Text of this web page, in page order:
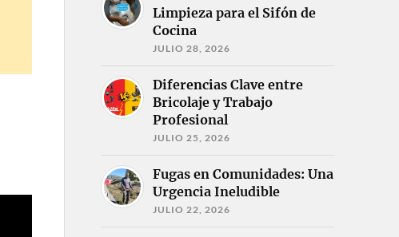
Limpieza para el Sifón de
Cocina
JULIO 28, 2026
Diferencias Clave entre
Bricolaje y Trabajo
Profesional
JULIO 25, 2026
Fugas en Comunidades: Una
Urgencia Ineludible
JULIO 22, 2026